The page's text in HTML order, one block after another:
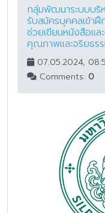
กลุ่มพัฒนาระบบบริ
รับสมัครบุคคลเข้าฝึ
ช่วยเขียนหนังสือแล
คุณภาพและจริยธร
07.05.2024,
Comments: 0